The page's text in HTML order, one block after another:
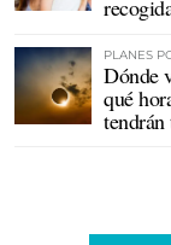
PLANES
Dónde
qué